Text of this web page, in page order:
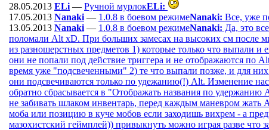
28.05.2013 ELi — Ручной мурлокELi:
17.05.2013 Nanaki — 1.0.8 в боевом режимеNanaki: Все, уже
13.05.2013 Nanaki — 1.0.8 в боевом режимеNanaki: Да, это
поломали Alt xD. При больших замесах на высоких см после
из разношерстных предметов 1) которые только что выпали и
они не попали под действие триггера и не отображаются по
время уже "подсвеченными" 2) те что выпали позже, и для
они подсвечиваются только по удежанию(!) Alt. Изменение
обратно сбрасывается в "Отображать названия по
не забивать шлаком инвентарь, перед каждым маневром жать
моба или позицию в куче мобов если заходишь вихрем - а
мазохистский геймплей)) привыкнуть можно играя разве что